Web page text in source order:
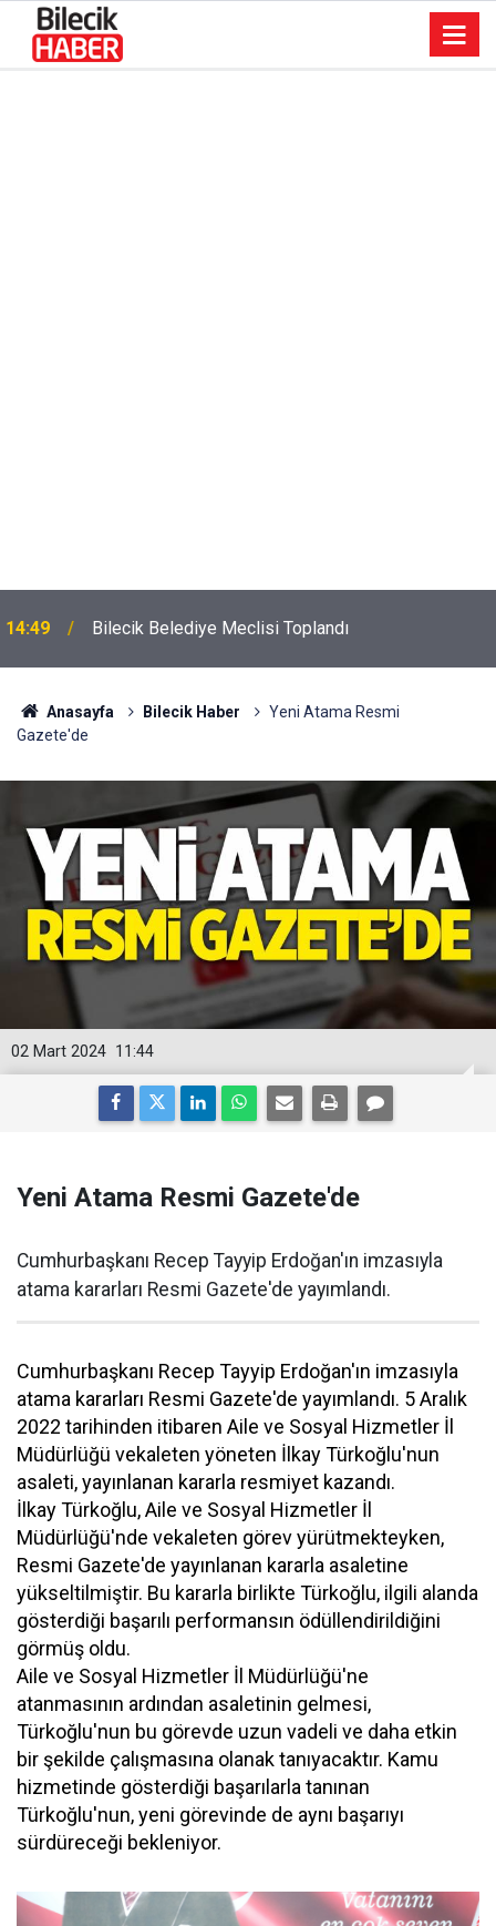
14:49 Bilecik Belediye Meclisi Toplandı
Anasayfa Bilecik Haber
Yeni Atama Resmi
Gazete'de
11:44
02 Mart 2024
Yeni Atama Resmi Gazete'de
Cumhurbaşkanı Recep Tayyip Erdoğan'ın imzasıyla
atama kararları Resmi Gazete'de yayımlandı.
Cumhurbaşkanı Recep Tayyip Erdoğan'ın imzasıyla
atama kararları Resmi Gazete'de yayımlandı. 5 Aralık
2022 tarihinden itibaren Aile ve Sosyal Hizmetler İl
Müdürlüğü vekaleten yöneten İlkay Türkoğlu'nun
asaleti, yayınlanan kararla resmiyet kazandı.
İlkay Türkoğlu, Aile ve Sosyal Hizmetler İl
Müdürlüğü'nde vekaleten görev yürütmekteyken,
Resmi Gazete'de yayınlanan kararla asaletine
yükseltilmiştir. Bu kararla birlikte Türkoğlu, ilgili alanda
gösterdiği başarılı performansın ödüllendirildiğini
görmüş oldu.
Aile ve Sosyal Hizmetler İl Müdürlüğü'ne
atanmasının ardından asaletinin gelmesi,
Türkoğlu'nun bu görevde uzun vadeli ve daha etkin
bir şekilde çalışmasına olanak tanıyacaktır. Kamu
hizmetinde gösterdiği başarılarla tanınan
Türkoğlu'nun, yeni görevinde de aynı başarıyı
sürdüreceği bekleniyor.